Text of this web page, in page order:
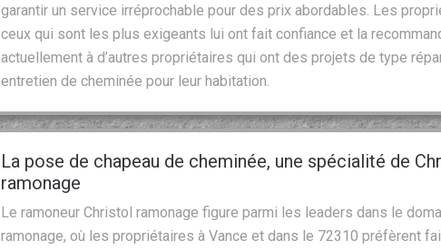
garantir un service irréprochable pour des prix abordables. Les
ceux qui sont les plus exigeants lui ont fait confiance et la
actuellement à d’autres propriétaires qui ont des projets de type
entretien de cheminée pour leur habitation.
La pose de chapeau de cheminée, une spécialité de
ramonage
Le ramoneur Christol ramonage figure parmi les leaders dans le
ramonage, où les propriétaires à Vance et dans le 72310 préfèrent